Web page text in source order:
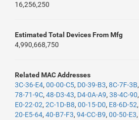
16,256,250
Estimated Total Devices From Mfg
4,990,668,750
Related MAC Addresses
3C-36-E4, 00-00-C5, D0-39-B3, 8C-7F-3B,
78-71-9C, 48-D3-43, D4-0A-A9, 38-4C-90,
E0-22-02, 2C-1D-B8, 00-15-D0, E8-6D-52,
20-E5-64, 40-B7-F3, 94-CC-B9, 00-50-E3,